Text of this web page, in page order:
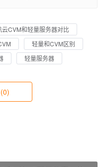
云CVM和轻量服务器对比
轻量和CVM区别
轻量服务器
(0)